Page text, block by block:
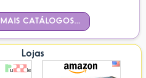
MAIS CATÁLOGOS...
Lojas